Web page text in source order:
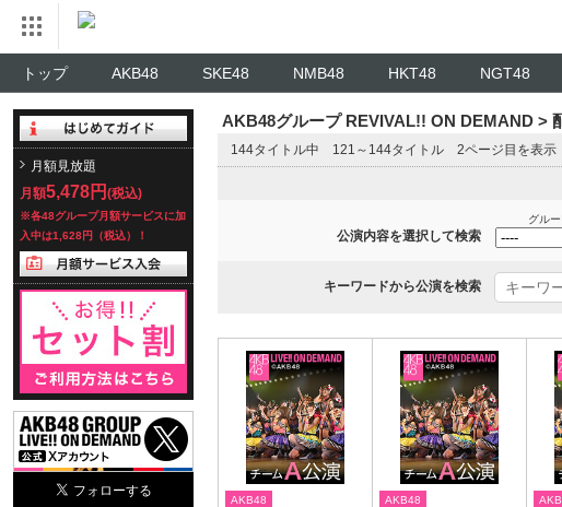
トップ AKB48 SKE48 NMB48 HKT48 NGT48
月額見放題
月額5,478円 (税込)
※各48グループ月額サービスに加
入中は1,628円（税込）！
AKB48グループ REVIVAL!! ON DEMAND >
144タイトル中 121～144タイトル 2ページ目を表示
公演内容を選択して検索
グル
キーワードから公演を検索
AKB48 AKB48